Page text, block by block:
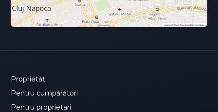
Proprietăți
Pentru cumpărători
Pentru proprietari